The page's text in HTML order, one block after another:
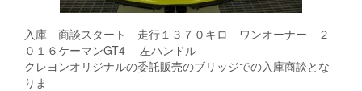
入庫 商談スタート 走行１３７０キロ ワンオーナー ２
０１６ケーマンGT4 左ハンドル
クレヨンオリジナルの委託販売のブリッジでの入庫商談とな
りま